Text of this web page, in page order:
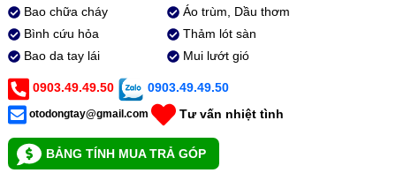
Bao chữa cháy
Bình cứu hỏa
Bao da tay lái
Áo trùm, Dầu thơm
Thảm lót sàn
Mui lướt gió
0903.49.49.50 0903.49.49.50
otodongtay@gmail.com Tư vấn nhiệt tình
BẢNG TÍNH MUA TRẢ GÓP